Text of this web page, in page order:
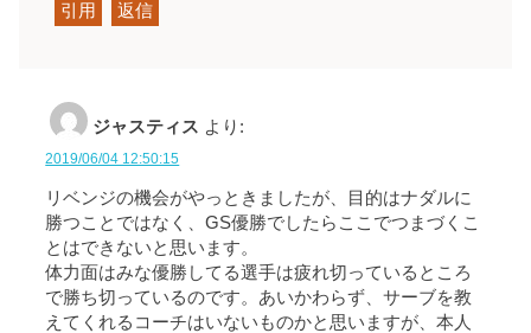
引用 返信
ジャスティス より:
2019/06/04 12:50:15
リベンジの機会がやっときましたが、目的はナダルに
勝つことではなく、GS優勝でしたらここでつまづくこ
とはできないと思います。
体力面はみな優勝してる選手は疲れ切っているところ
で勝ち切っているのです。あいかわらず、サーブを教
えてくれるコーチはいないものかと思いますが、本人